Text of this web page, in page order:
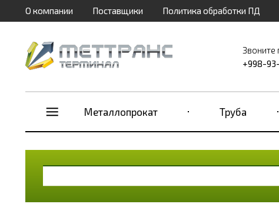
О компании Поставщики Политика обработки ПД
Звоните
+998-
Металлопрокат Труба